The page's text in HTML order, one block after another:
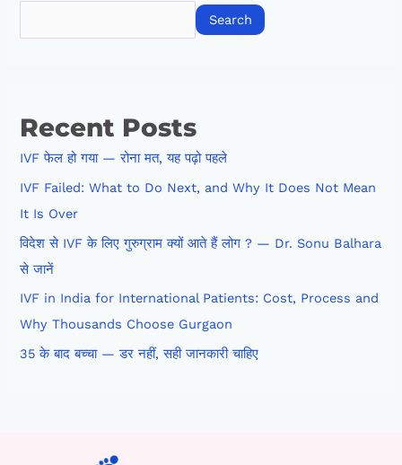
Search
Recent Posts
IVF फेल हो गया — रोना मत, यह पढ़ो पहले
IVF Failed: What to Do Next, and Why It Does Not Mean
It Is Over
विदेश से IVF के लिए गुरुग्राम क्यों आते हैं लोग ? — Dr. Sonu Balhara
से जानें
IVF in India for International Patients: Cost, Process and
Why Thousands Choose Gurgaon
35 के बाद बच्चा — डर नहीं, सही जानकारी चाहिए